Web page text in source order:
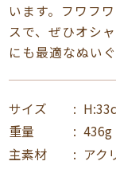
います。フワフ
スで、ぜひオシ
にも最適なぬいぐ
サイズ
重量
436g
主素材
アク